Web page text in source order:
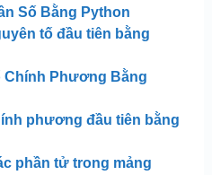
Số Bằng Python
tố đầu tiên bằng
Chính Phương Bằng
phương đầu tiên bằng
phần tử trong mảng